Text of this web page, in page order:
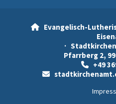

Evangelisch-
·
Pfarrberg 2,
+49
